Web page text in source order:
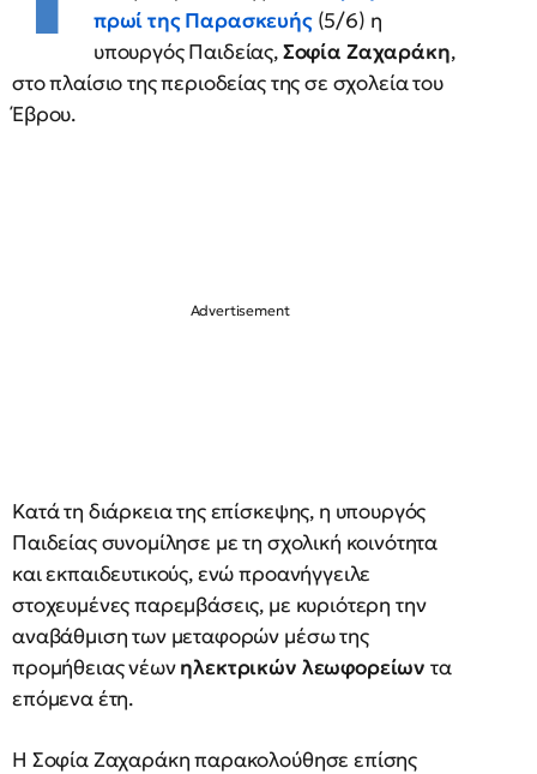
πρωί της Παρασκευής(5/6) η
υπουργός Παιδείας,Σοφία Ζαχαράκη,
στο πλαίσιο της περιοδείας της σε σχολεία του
Έβρου.
Κατά τη διάρκεια της επίσκεψης, η υπουργός
Παιδείας συνομίλησε με τη σχολική κοινότητα
και εκπαιδευτικούς, ενώ προανήγγειλε
στοχευμένες παρεμβάσεις, με κυριότερη την
αναβάθμιση των μεταφορών μέσω της
προμήθειας νέωνηλεκτρικών λεωφορείων τα
επόμενα έτη.
Η Σοφία Ζαχαράκη παρακολούθησε επίσης